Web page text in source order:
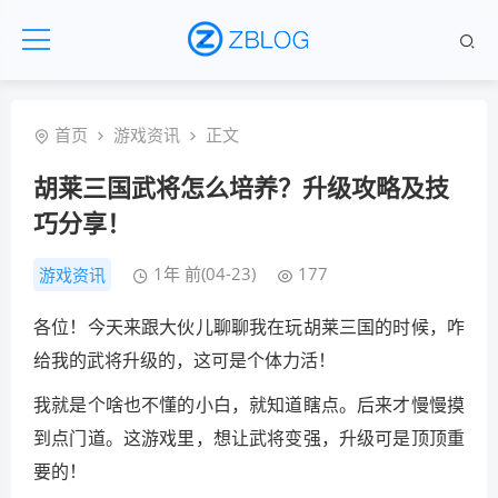
首页 游戏资讯 正文
胡莱三国武将怎么培养？升级攻略及技
巧分享！
游戏资讯 1年 前(04-23) 177
各位！今天来跟大伙儿聊聊我在玩胡莱三国的时候，咋
给我的武将升级的，这可是个体力活！
我就是个啥也不懂的小白，就知道瞎点。后来才慢慢摸
到点门道。这游戏里，想让武将变强，升级可是顶顶重
要的！